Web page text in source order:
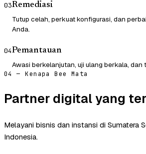
03Remediasi
Tutup celah, perkuat konfigurasi, dan
Anda.
04Pemantauan
Awasi berkelanjutan, uji ulang berkala,
04 — Kenapa Bee Mata
Partner digital yang
Melayani bisnis dan instansi di Sumatera
Indonesia.